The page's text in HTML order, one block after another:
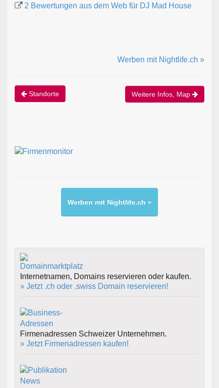
2 Bewertungen aus dem Web für DJ Mad House
Werben mit Nightlife.ch »
Standorte Weitere Infos, Map
Werben mit Nightlife.ch »
Internetnamen, Domains reservieren oder kaufen.
» Jetzt .ch oder .swiss Domain reservieren!
Firmenadressen Schweizer Unternehmen.
» Jetzt Firmenadressen kaufen!